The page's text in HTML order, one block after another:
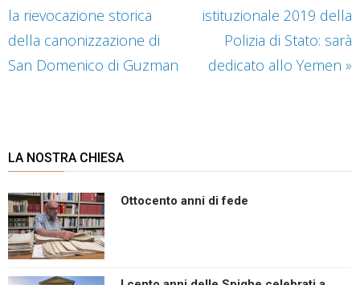
la rievocazione storica
della canonizzazione di
San Domenico di Guzman
istituzionale 2019 della
Polizia di Stato: sarà
dedicato allo Yemen »
LA NOSTRA CHIESA
Ottocento anni di fede